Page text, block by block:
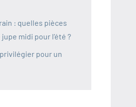
: quelles pièces
midi pour l’été ?
pour un